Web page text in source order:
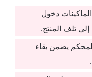
دخول
إلى تلف المنتج.
يضمن بقاء